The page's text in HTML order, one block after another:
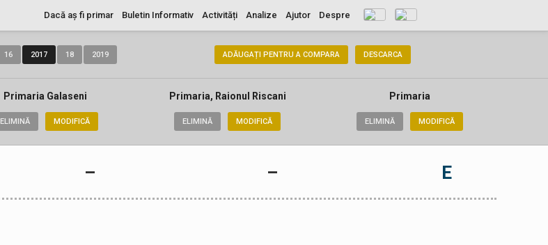
Despre
Ajutor
Analize
Activități
Buletin Informativ
Dacă aș fi primar
16 2017 18 2019 DESCARCA
ADĂUGAȚI PENTRU A COMPARA
Primaria Galaseni
ELIMINĂ MODIFICĂ
Primaria, Raionul Riscani
ELIMINĂ MODIFICĂ
Primaria
ELIMINĂ MODIFICĂ
– – E